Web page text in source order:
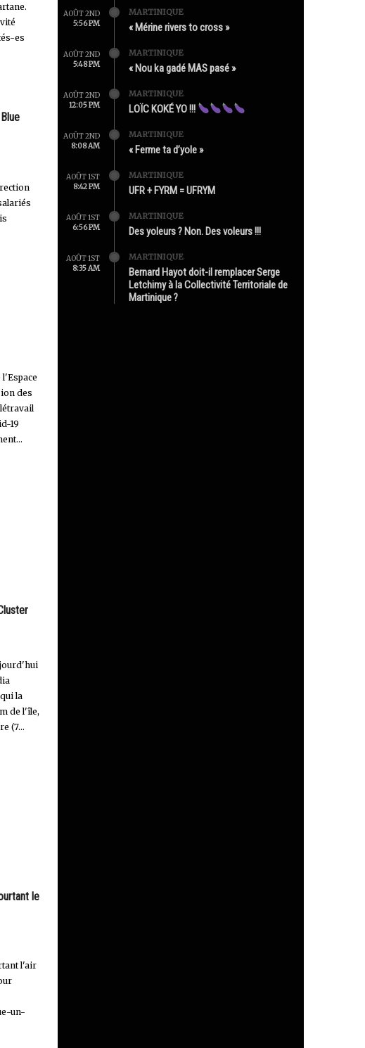
es
des
19
la
de l'île,
(7...
le
l'air
un-
AOÛT 2ND
5:56 PM
MARTINIQUE
« Mérine rivers to cross »
AOÛT 2ND
5:48 PM
MARTINIQUE
« Nou ka gadé MAS pasé »
AOÛT 2ND
12:05 PM
MARTINIQUE
LOÏC KOKÉ YO !!!
AOÛT 2ND
8:08 AM
MARTINIQUE
« Ferme ta d’yole »
AOÛT 1ST
8:42 PM
MARTINIQUE
UFR + FYRM = UFRYM
AOÛT 1ST
6:56 PM
MARTINIQUE
Des yoleurs ? Non. Des voleurs !!!
AOÛT 1ST
8:35 AM
MARTINIQUE
Bernard Hayot doit-il remplacer Serge
Letchimy à la Collectivité Territoriale de
Martinique ?